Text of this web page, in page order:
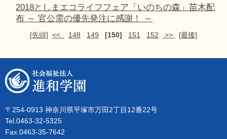
2018としまエコライフフェア「いのちの森」苗木配
布 ～ 官公需の優先発注に感謝！ ～
[先頭] << 148 149 [150] 151 152 >> [最後]
〒254-0913 神奈川県平塚市万田2丁目12番22号
Tel.0463-32-5325
Fax.0463-35-7642